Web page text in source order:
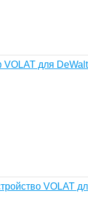
VOLAT для
VOLAT